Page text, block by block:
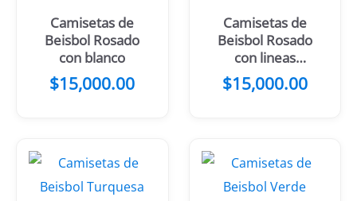
Camisetas de
Beisbol Rosado
con blanco
$15,000.00
Camisetas de
Beisbol Rosado
con lineas
blancas
$15,000.00